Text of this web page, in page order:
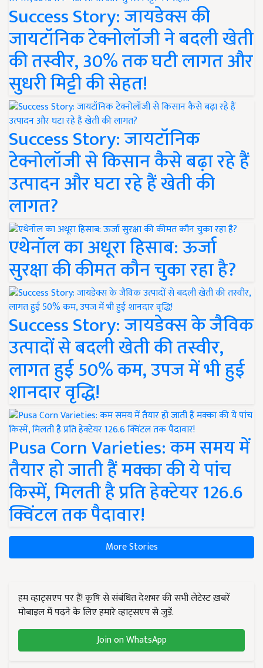
Success Story: जायडेक्स की
जायटॉनिक टेक्नोलॉजी ने बदली खेती
की तस्वीर, 30% तक घटी लागत और
सुधरी मिट्टी की सेहत!
Success Story: जायटॉनिक
टेक्नोलॉजी से किसान कैसे बढ़ा रहे हैं
उत्पादन और घटा रहे हैं खेती की
लागत?
एथेनॉल का अधूरा हिसाब: ऊर्जा
सुरक्षा की कीमत कौन चुका रहा है?
Success Story: जायडेक्स के जैविक
उत्पादों से बदली खेती की तस्वीर,
लागत हुई 50% कम, उपज में भी हुई
शानदार वृद्धि!
Pusa Corn Varieties: कम समय में
तैयार हो जाती हैं मक्का की ये पांच
किस्में, मिलती है प्रति हेक्टेयर 126.6
क्विंटल तक पैदावार!
More Stories
हम व्हाट्सएप पर हैं! कृषि से संबंधित देशभर की सभी लेटेस्ट ख़बरें
मोबाइल में पढ़ने के लिए हमारे व्हाट्सएप से जुड़ें.
Join on WhatsApp